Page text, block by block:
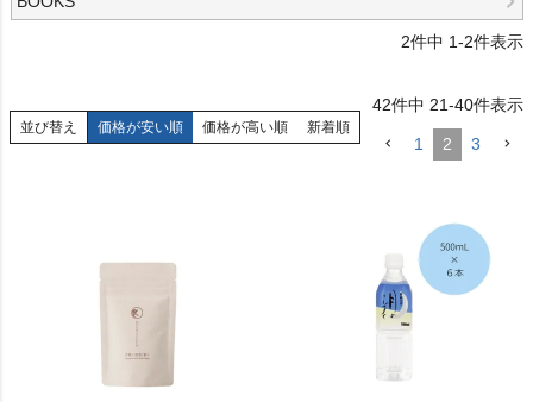
2件中 1-2件表示
並び替え 価格が安い順 価格が高い順 新着順
42件中 21-40件表示
1 2 3